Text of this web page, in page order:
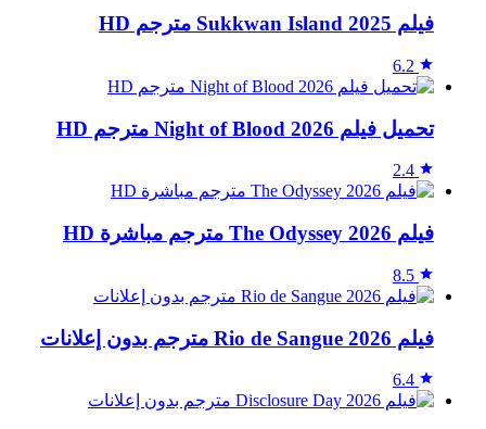
فيلم Sukkwan Island 2025 مترجم HD
6.2
تحميل فيلم Night of Blood 2026 مترجم HD
2.4
فيلم The Odyssey 2026 مترجم مباشرة HD
8.5
فيلم Rio de Sangue 2026 مترجم بدون إعلانات
6.4